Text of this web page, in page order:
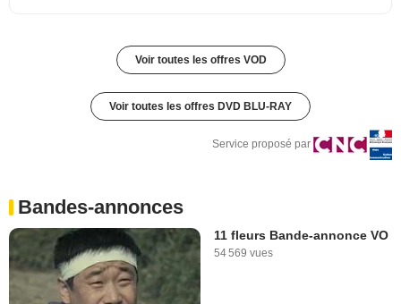
Voir toutes les offres VOD
Voir toutes les offres DVD BLU-RAY
Service proposé par
Bandes-annonces
11 fleurs Bande-annonce VO
54 569 vues